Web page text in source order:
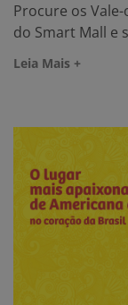
Procure os
do Smart Mall e
Leia Mais +